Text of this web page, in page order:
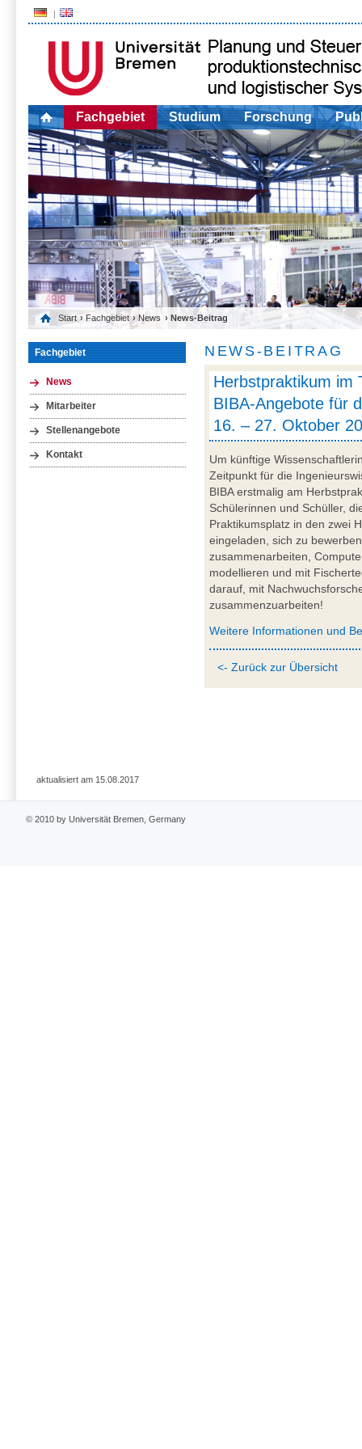
Fachgebiet Studium Forschung
Start › Fachgebiet › News › News-Beitrag
Fachgebiet
News
Mitarbeiter
Stellenangebote
Kontakt
NEWS-BEITRAG
Herbstpraktikum im
BIBA-Angebote für
16. – 27. Oktober
Um künftige
Zeitpunkt für die
BIBA erstmalig am
Schülerinnen und Schüller,
Praktikumsplatz in den zwei
eingeladen, sich zu
zusammenarbeiten,
modellieren und mit
darauf, mit
zusammenzuarbeiten!
Weitere Informationen und
<- Zurück zur Übersicht
aktualisiert am 15.08.2017
© 2010 by Universität Bremen, Germany